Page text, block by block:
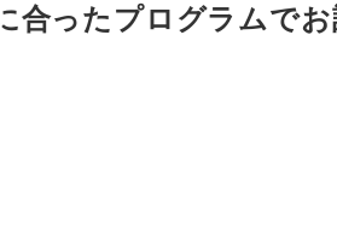
合ったプログラムでお